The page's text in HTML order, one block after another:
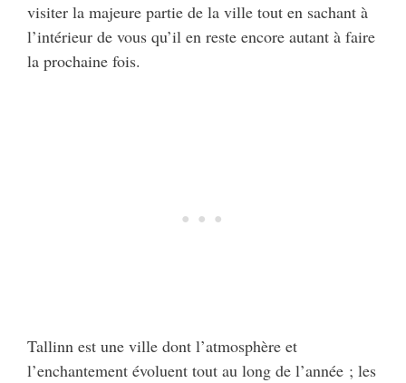
visiter la majeure partie de la ville tout en sachant à
l’intérieur de vous qu’il en reste encore autant à faire
la prochaine fois.
Tallinn est une ville dont l’atmosphère et
l’enchantement évoluent tout au long de l’année ; les